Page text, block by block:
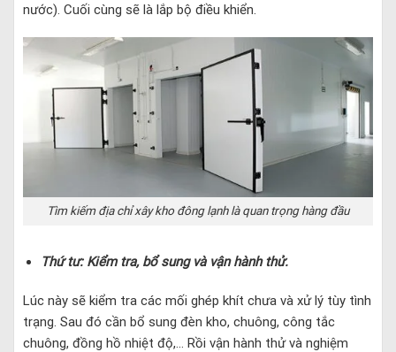
nước). Cuối cùng sẽ là lắp bộ điều khiển.
Tìm kiếm địa chỉ xây kho đông lạnh là quan trọng hàng đầu
Thứ tư: Kiểm tra, bổ sung và vận hành thử.
Lúc này sẽ kiểm tra các mối ghép khít chưa và xử lý tùy tình
trạng. Sau đó cần bổ sung đèn kho, chuông, công tắc
chuông, đồng hồ nhiệt độ,… Rồi vận hành thử và nghiệm